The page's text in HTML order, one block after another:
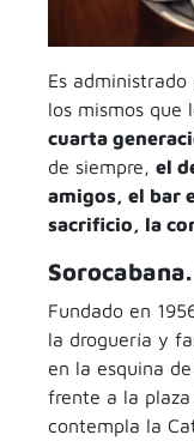
Es
los mismos que
cuarta
de siempre, el
amigos, el bar
sacrificio, la
Fundado en
la droguería y
en la esquina
frente a la
contempla la